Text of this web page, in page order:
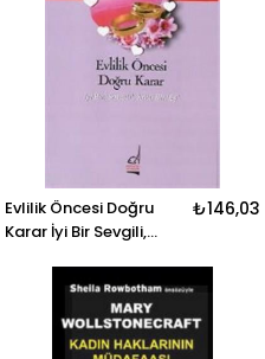
Evlilik Öncesi Doğru
Karar İyi Bir Sevgili,
₺146,03